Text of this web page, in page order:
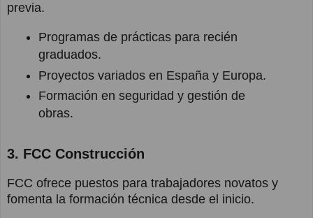
previa.
Programas de prácticas para recién
graduados.
Proyectos variados en España y Europa.
Formación en seguridad y gestión de
obras.
3. FCC Construcción
FCC ofrece puestos para trabajadores novatos y
fomenta la formación técnica desde el inicio.